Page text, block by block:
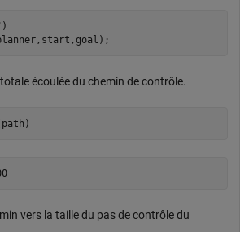
)
écoulée du chemin de contrôle.
ans = 102.4000
vers la taille du pas de contrôle du